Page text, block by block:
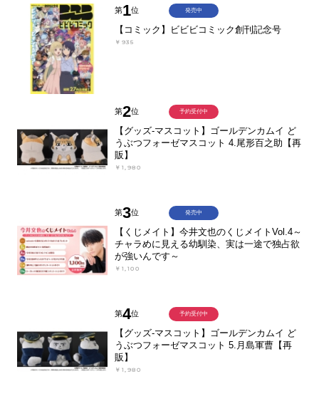
第1位
【コミック】ビビビコミック創刊記念号
￥935
発売中
第2位
【グッズ-マスコット】ゴールデンカムイ ど
うぶつフォーゼマスコット 4.尾形百之助【再
販】
￥1,980
予約受付中
第3位
【くじメイト】今井文也のくじメイトVol.4～
チャラめに見える幼馴染、実は一途で独占欲
が強いんです～
￥1,100
発売中
第4位
【グッズ-マスコット】ゴールデンカムイ ど
うぶつフォーゼマスコット 5.月島軍曹【再
販】
￥1,980
予約受付中